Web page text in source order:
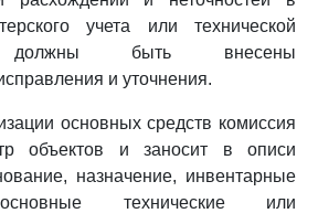
учета или технической
должны быть внесены
и уточнения.
основных средств комиссия
объектов и заносит в описи
назначение, инвентарные
технические или